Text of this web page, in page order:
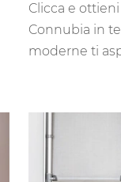
Clicca e
Connubia in
moderne ti